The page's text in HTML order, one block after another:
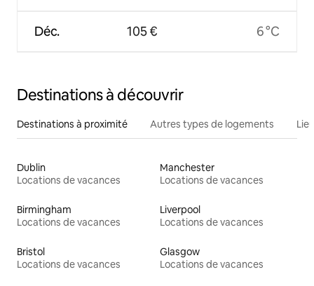
Déc. 105 € 6 °C
Destinations à découvrir
Destinations à proximité Autres types de logements
Dublin
Locations de vacances
Manchester
Locations de vacances
Birmingham
Locations de vacances
Liverpool
Locations de vacances
Bristol
Locations de vacances
Glasgow
Locations de vacances